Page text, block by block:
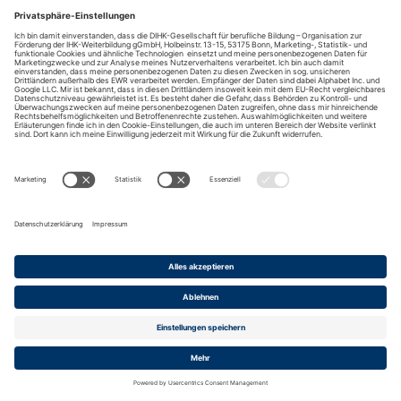
DIHK-Bildungs-gGmbH
Besuchen Sie auch:
Impressum
Datenschutz Barrierefreiheit Cookies
© 2026 DIHK-Gesellschaft für berufliche Bildung -
Organisation zur Förderung der IHK-Weiterbildung gGmbH